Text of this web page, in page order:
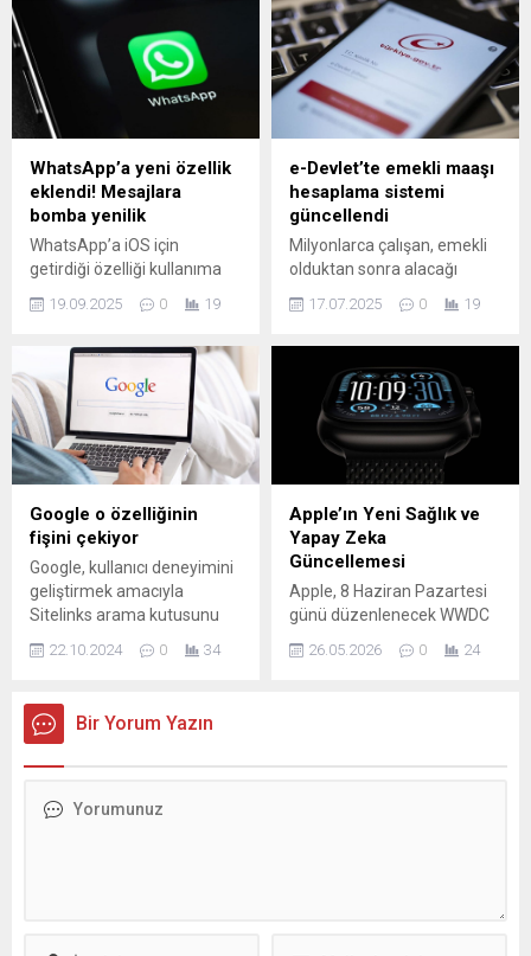
başladı.
WhatsApp’a yeni özellik
eklendi! Mesajlara
bomba yenilik
WhatsApp’a iOS için
getirdiği özelliği kullanıma
özelliğin mesajları
aktarıldı.
19.09.2025 0 19
e-Devlet’te emekli maaşı
hesaplama sistemi
güncellendi
Milyonlarca çalışan, emekli
olduktan sonra alacağı
Devlet’e akın ediyor. Yeni
ve BAĞ-KUR emeklilerine
yapılan yüzde 16.67'lik
enflasyon farkı sonrası,
3600 prim günü
tamamlayan çalışanlar artık
tahmini maaşlarını kolayca
hesaplayabilecek. En düşük
emekli maaşı 16.881 TL’nin
altına düşmeyecek. Hemen
Emekli Aylık Bilgisi...
17.07.2025 0 19
Google o özelliğinin
fişini çekiyor
Google, kullanıcı deneyimini
geliştirmek amacıyla
Sitelinks arama kutusunu
kaldırıyor. Bu değişiklik,
arama sonuçlarını ve
etkiliyor? Detaylar ve olası
sonuçlar için yazımızı
22.10.2024 0 34
Apple’ın Yeni Sağlık ve
Yapay Zeka
Güncellemesi
Apple, 8 Haziran Pazartesi
günü düzenlenecek WWDC
2026 etkinliğinde yeni
watchOS 27 sürümünü
26.05.2026 0 24
Bir Yorum Yazın